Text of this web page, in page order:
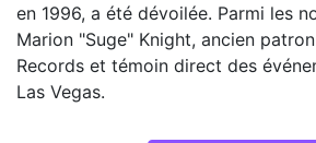
en 1996, a été dévoilée. Parmi les
Marion "Suge" Knight, ancien
Records et témoin direct des
Las Vegas.